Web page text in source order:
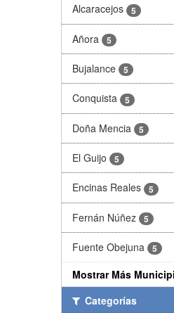
Alcaracejos 5
Añora 5
Bujalance 5
Conquista 5
Doña Mencia 5
El Guijo 5
Encinas Reales 5
Fernán Núñez 5
Fuente Obejuna 5
Mostrar Más
Categorías